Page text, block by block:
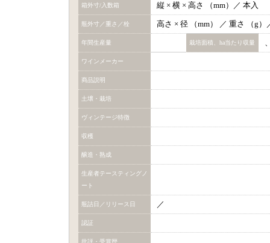
箱外寸/入数箱 縦 × 横 × 高さ （mm）／ 本入
瓶外寸／重さ／栓 高さ × 径 （mm） ／ 重さ （g）
年間生産量 栽培面積、ha当たり収量
ワインメーカー
商品説明
土壌・栽培
ヴィンテージ特徴
収穫
醸造・熟成
生産者テースティングノ
ート
瓶詰日／リリース日 ／
認証
批評・受賞歴